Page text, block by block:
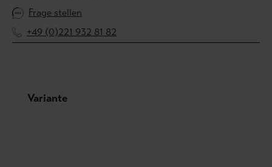
Frage stellen
+49 (0)221 932 81 82
Produktgalerie überspringen
Variante